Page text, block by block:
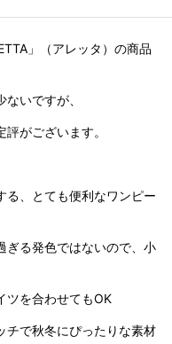
」（アレッタ）の商品
いですが、
がございます。
る、とても便利なワンピー
ぎる発色ではないので、小
ツを合わせてもOK
チで秋冬にぴったりな素材